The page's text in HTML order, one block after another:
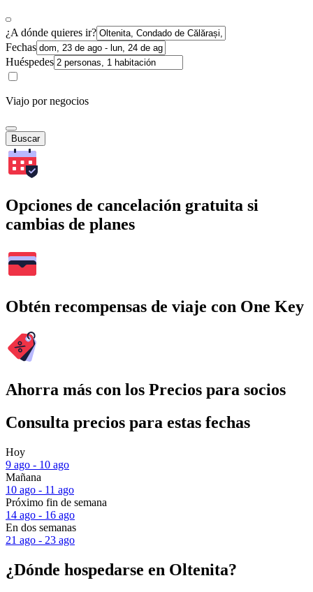
¿A dónde quieres ir?
Fechas
Huéspedes
Viajo por negocios
Buscar
Opciones de cancelación gratuita si
cambias de planes
Obtén recompensas de viaje con One Key
Ahorra más con los Precios para socios
Consulta precios para estas fechas
Hoy
9 ago - 10 ago
Mañana
10 ago - 11 ago
Próximo fin de semana
14 ago - 16 ago
En dos semanas
21 ago - 23 ago
¿Dónde hospedarse en Oltenita?